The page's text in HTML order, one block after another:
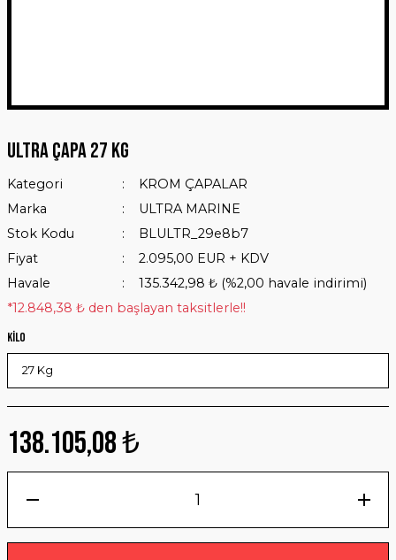
Ultra Çapa 27 Kg
Kategori
KROM ÇAPALAR
Marka
ULTRA MARINE
Stok Kodu
BLULTR_29e8b7
Fiyat
2.095,00 EUR + KDV
Havale
135.342,98 ₺ (%2,00 havale indirimi)
*12.848,38 ₺ den başlayan taksitlerle!!
Kilo
138.105,08 ₺